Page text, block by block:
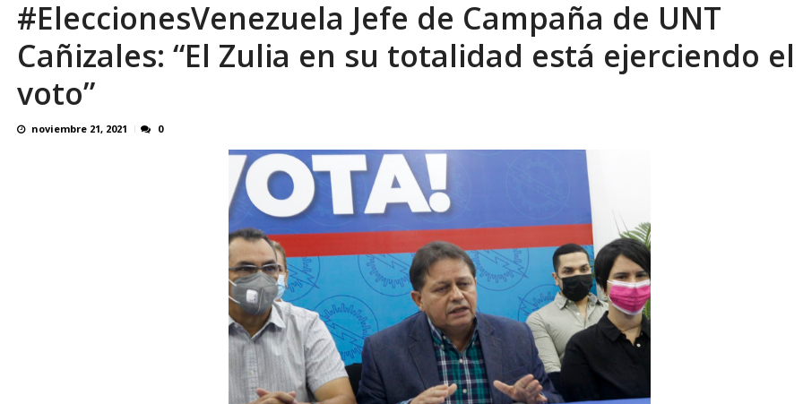
El último que apague la luz: 17 años de excusas, apagones y promesas incumplidas... AGOSTO 6, 2026
#EleccionesVenezuela Jefe de Campaña de UNT
Cañizales: “El Zulia en su totalidad está ejerciendo el
voto”
noviembre 21, 2021 0